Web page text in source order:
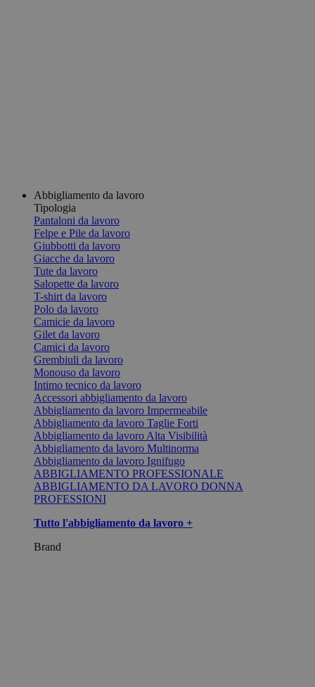
Abbigliamento da lavoro
Tipologia
Pantaloni da lavoro
Felpe e Pile da lavoro
Giubbotti da lavoro
Giacche da lavoro
Tute da lavoro
Salopette da lavoro
T-shirt da lavoro
Polo da lavoro
Camicie da lavoro
Gilet da lavoro
Camici da lavoro
Grembiuli da lavoro
Monouso da lavoro
Intimo tecnico da lavoro
Accessori abbigliamento da lavoro
Abbigliamento da lavoro Impermeabile
Abbigliamento da lavoro Taglie Forti
Abbigliamento da lavoro Alta Visibilità
Abbigliamento da lavoro Multinorma
Abbigliamento da lavoro Ignifugo
ABBIGLIAMENTO PROFESSIONALE
ABBIGLIAMENTO DA LAVORO DONNA
PROFESSIONI
Tutto l'abbigliamento da lavoro +
Brand